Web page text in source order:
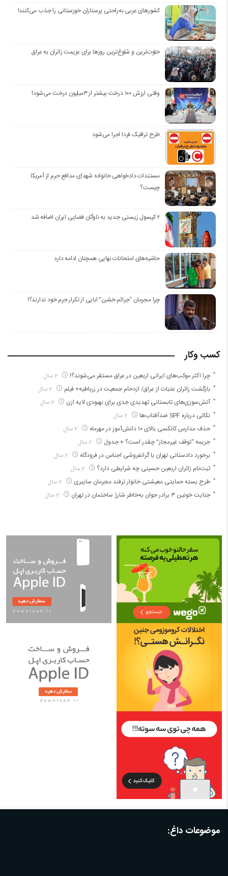
کشورهای عربی به‌راحتی پرستاران خوزستانی را جذب می‌کنند!
خلوت‌ترین و شلوغ‌ترین روزها برای عزیمت زائران به عراق
وقتی ارزش ۱۰۰ درخت بیشتر از ۳میلیون درخت می‌شود!
طرح ترافیک فردا اجرا می‌شود
مستندات دادخواهی خانواده شهدای مدافع حرم از آمریکا
چیست؟
۲ کپسول زیستی جدید به ناوگان فضایی ایران اضافه شد
حاشیه‌های امتحانات نهایی همچنان ادامه دارد
چرا مجرمان “جرائم خشن” ابایی از تکرار جرم خود ندارند؟!
کسب وکار
چرا اکثر موکب‌های ایرانی اربعین در عراق مستقر می‌شوند؟!
بازگشت زائران عتبات از عراق/ ‌ازدحام جمعیت ‌در زرباطیه+ فیلم
آتش‌سوزی‌های تابستانی تهدیدی جدی برای بهبودی لایه ازن
نکاتی درباره SPF ضدآفتاب‌ها
حذف مدارس کانکسی بالای ۱۰ دانش‌آموز در مهرماه
جریمه “توقف غیرمجاز” چقدر است؟ + جدول
برخورد دادستانی تهران با گرانفروشی اجناس در فرودگاه
ثبت‌نام زائران اربعین حسینی چه شرایطی دارد؟
طرح بسته حمایتی معیشتی خانوار ترفند مجرمان سایبری
جنایت خونین ۳ برادر جوان به‌خاطر شارژ ساختمان در تهران
موضوعات داغ: